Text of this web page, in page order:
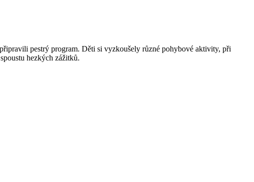
pestrý program. Děti si vyzkoušely různé pohybové aktivity, při
hezkých zážitků.